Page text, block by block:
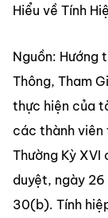
Hiểu về Tính
Nguồn: Hướng
Thông, Tham
thực hiện của
các thành viên
Thường Kỳ XVI
duyệt, ngày
30(b). Tính